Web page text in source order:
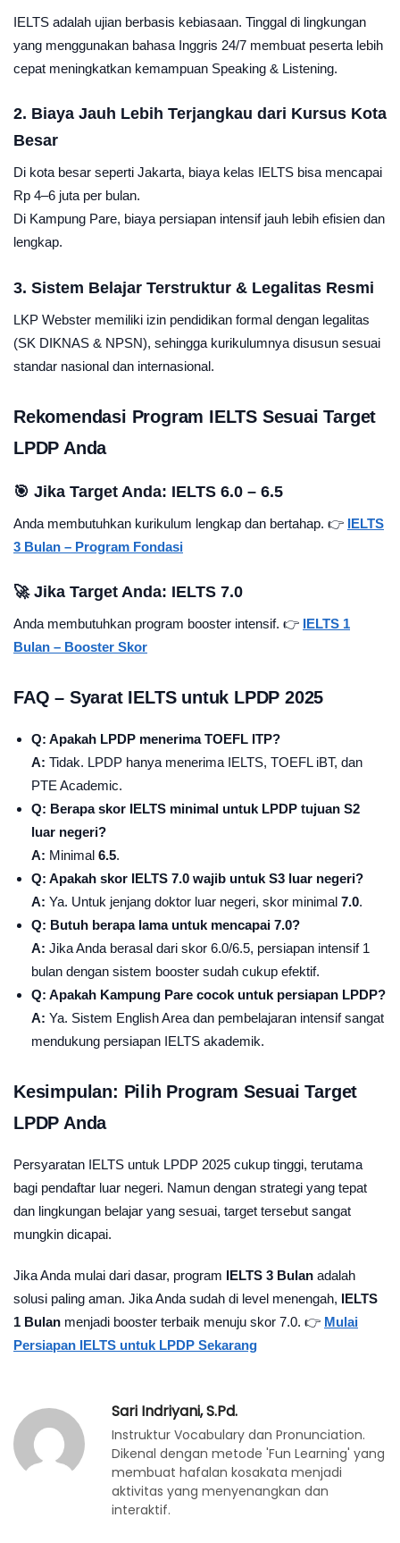
IELTS adalah ujian berbasis kebiasaan. Tinggal di lingkungan
yang menggunakan bahasa Inggris 24/7 membuat peserta lebih
cepat meningkatkan kemampuan Speaking & Listening.
2. Biaya Jauh Lebih Terjangkau dari Kursus Kota
Besar
Di kota besar seperti Jakarta, biaya kelas IELTS bisa mencapai
Rp 4–6 juta per bulan.
Di Kampung Pare, biaya persiapan intensif jauh lebih efisien dan
lengkap.
3. Sistem Belajar Terstruktur & Legalitas Resmi
LKP Webster memiliki izin pendidikan formal dengan legalitas
(SK DIKNAS & NPSN), sehingga kurikulumnya disusun sesuai
standar nasional dan internasional.
Rekomendasi Program IELTS Sesuai Target
LPDP Anda
🎯 Jika Target Anda: IELTS 6.0 – 6.5
Anda membutuhkan kurikulum lengkap dan bertahap. 👉 IELTS
3 Bulan – Program Fondasi
🚀 Jika Target Anda: IELTS 7.0
Anda membutuhkan program booster intensif. 👉
IELTS 1
Bulan – Booster Skor
FAQ – Syarat IELTS untuk LPDP 2025
Q: Apakah LPDP menerima TOEFL ITP?
A: Tidak. LPDP hanya menerima IELTS, TOEFL iBT, dan
PTE Academic.
Q: Berapa skor IELTS minimal untuk LPDP tujuan S2
luar negeri?
A: Minimal 6.5.
Q: Apakah skor IELTS 7.0 wajib untuk S3 luar negeri?
A: Ya. Untuk jenjang doktor luar negeri, skor minimal 7.0.
Q: Butuh berapa lama untuk mencapai 7.0?
A: Jika Anda berasal dari skor 6.0/6.5, persiapan intensif 1
bulan dengan sistem booster sudah cukup efektif.
Q: Apakah Kampung Pare cocok untuk persiapan LPDP?
A: Ya. Sistem English Area dan pembelajaran intensif sangat
mendukung persiapan IELTS akademik.
Kesimpulan: Pilih Program Sesuai Target
LPDP Anda
Persyaratan IELTS untuk LPDP 2025 cukup tinggi, terutama
bagi pendaftar luar negeri. Namun dengan strategi yang tepat
dan lingkungan belajar yang sesuai, target tersebut sangat
mungkin dicapai.
Jika Anda mulai dari dasar, program IELTS 3 Bulan adalah
solusi paling aman. Jika Anda sudah di level menengah, IELTS
1 Bulan menjadi booster terbaik menuju skor 7.0. 👉 Mulai
Persiapan IELTS untuk LPDP Sekarang
Sari Indriyani, S.Pd.
Instruktur Vocabulary dan Pronunciation.
Dikenal dengan metode 'Fun Learning' yang
membuat hafalan kosakata menjadi
aktivitas yang menyenangkan dan
interaktif.